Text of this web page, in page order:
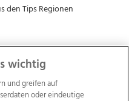
wichtig
und greifen auf
oder eindeutige